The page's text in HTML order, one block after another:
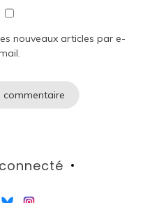
nouveaux articles par e-